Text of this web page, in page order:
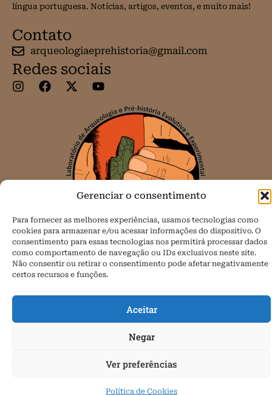
Gerenciar o consentimento
Para fornecer as melhores experiências, usamos tecnologias como
cookies para armazenar e/ou acessar informações do dispositivo. O
consentimento para essas tecnologias nos permitirá processar dados
como comportamento de navegação ou IDs exclusivos neste site.
Não consentir ou retirar o consentimento pode afetar negativamente
certos recursos e funções.
Aceitar
Negar
Ver preferências
Política de Cookies
língua portuguesa. Notícias, artigos, eventos, e muito mais!
Contato
arqueologiaeprehistoria@gmail.com
Redes sociais
Todos os direitos reservados.